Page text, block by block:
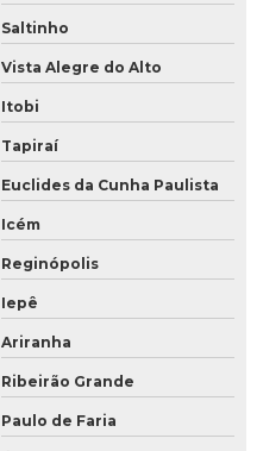
Saltinho
Vista Alegre do Alto
Itobi
Tapiraí
Euclides da Cunha Paulista
Icém
Reginópolis
Iepê
Ariranha
Ribeirão Grande
Paulo de Faria